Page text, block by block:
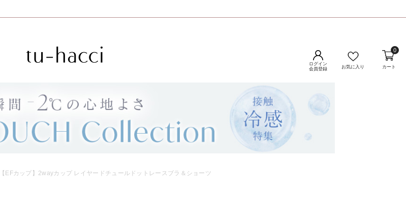
ログイン
会員登録
お気に入り カート
0
【EFカップ】2wayカップ レイヤードチュールドットレースブラ＆ショーツ